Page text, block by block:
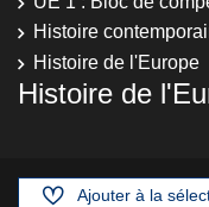
Histoire
Histoire de l'Europe
Histoire de
Ajouter à la